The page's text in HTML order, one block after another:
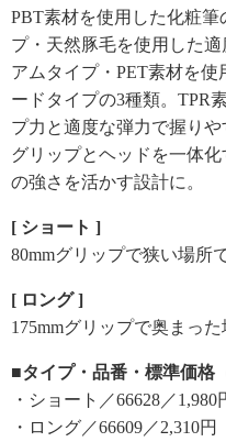
PBT素材を使用した化粧
プ・天然豚毛を使用した
アムタイプ・PET素材を
ードタイプの3種類。TPR
プ力と適度な弾力で握りや
グリップとヘッドを一体
の強さを活かす設計に。
[ ショート ]
80mmグリップで狭い場所
[ ロング ]
175mmグリップで奥まった
■タイプ・品番・標準価格
・ショート／66628／1,980
・ロング／66609／2,310円